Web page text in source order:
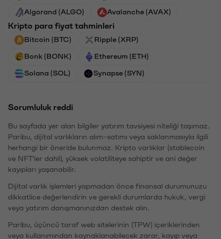
Algorand (ALGO) Avalanche (AVAX)
Kripto para fiyat tahminleri
Bitcoin (BTC) Ripple (XRP)
Bonk (BONK) Ethereum (ETH)
Solana (SOL) Synapse (SYN)
Sorumluluk reddi
Bu sayfada yer alan bilgiler yatırım tavsiyesi niteliği taşımaz.
Paribu, dijital varlıkların alım-satımı veya saklanmasıyla ilgili
herhangi bir öneride bulunmaz. Kripto varlıklar (stablecoin
ve NFT'ler dahil), yüksek volatiliteye sahiptir ve ani değer
kayıpları yaşanabilir.
Dijital varlık işlemleri yapmadan önce finansal durumunuzu
dikkatlice değerlendirin ve gerekli durumlarda hukuk, vergi
veya yatırım danışmanınızdan destek alın.
Paribu, üçüncü taraf web sitelerinin (TPW) içeriklerinden
veya kullanımından kaynaklanabilecek zarar, kayıp veya